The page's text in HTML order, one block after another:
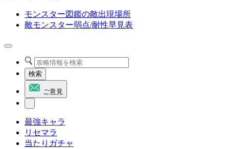
モンスター図鑑の敵出現場所
敵モンスター弱点/耐性早見表
検索
ご意見
最強キャラ
リセマラ
当たりガチャ